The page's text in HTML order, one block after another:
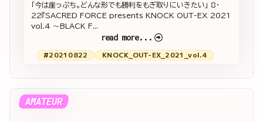
「今は崖っぷち。どんな形でも勝利をもぎ取りにいきたい」 8・
22『SACRED FORCE presents KNOCK OUT-EX 2021
vol.4 ～BLACK F...
read more...
#20210822 KNOCK_OUT-EX_2021_vol.4
AMATEUR